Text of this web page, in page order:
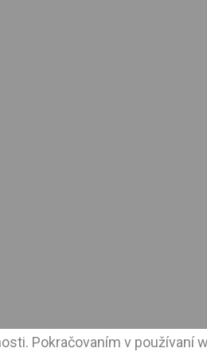
Pokračovaním v používaní